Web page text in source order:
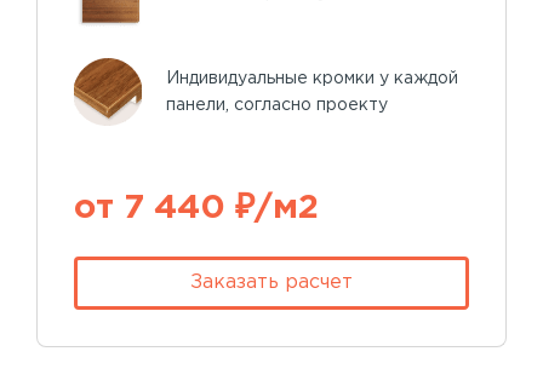
Индивидуальные кромки у каждой
панели, согласно проекту
от 7 440 ₽/м2
Заказать расчет